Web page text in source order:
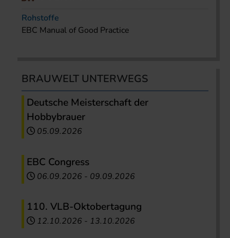
Rohstoffe
EBC Manual of Good Practice
BRAUWELT UNTERWEGS
Deutsche Meisterschaft der
Hobbybrauer
05.09.2026
EBC Congress
06.09.2026 - 09.09.2026
110. VLB-Oktobertagung
12.10.2026 - 13.10.2026